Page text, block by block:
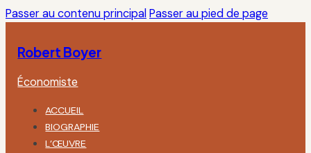
Passer au contenu principal Passer au pied de page
Robert Boyer
Économiste
ACCUEIL
BIOGRAPHIE
L’ŒUVRE